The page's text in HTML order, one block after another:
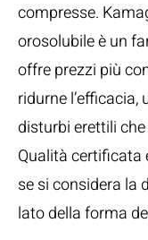
compresse.
orosolubile è un
offre prezzi più
ridurne
disturbi erettili
Qualità certificata
se si considera la
lato della forma